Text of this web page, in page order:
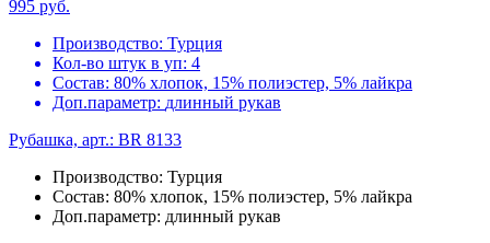
995 руб.
Производство: Турция
Кол-во штук в уп: 4
Состав: 80% хлопок, 15% полиэстер, 5% лайкра
Доп.параметр: длинный рукав
Рубашка, арт.: BR 8133
Производство: Турция
Состав: 80% хлопок, 15% полиэстер, 5% лайкра
Доп.параметр: длинный рукав